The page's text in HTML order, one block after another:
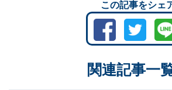
この記事
関連記事一